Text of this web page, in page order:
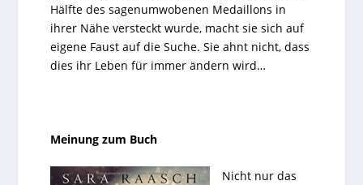
Hälfte des sagenumwobenen Medaillons in
ihrer Nähe versteckt wurde, macht sie sich auf
eigene Faust auf die Suche. Sie ahnt nicht, dass
dies ihr Leben für immer ändern wird…
Meinung zum Buch
Nicht nur das